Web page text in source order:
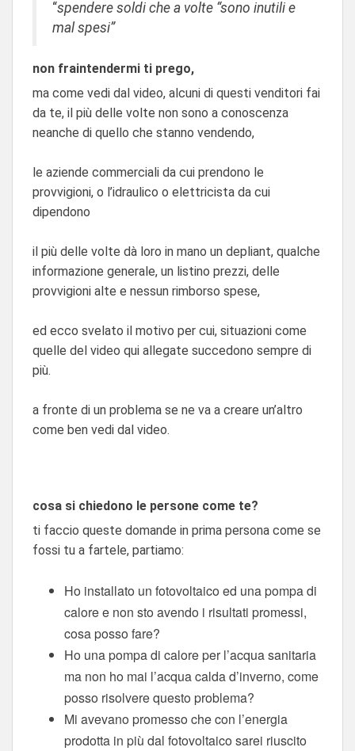
“spendere soldi che a volte “sono inutili e
mal spesi”
non fraintendermi ti prego,
ma come vedi dal video, alcuni di questi venditori fai
da te, il più delle volte non sono a conoscenza
neanche di quello che stanno vendendo,
le aziende commerciali da cui prendono le
provvigioni, o l’idraulico o elettricista da cui
dipendono
il più delle volte dà loro in mano un depliant, qualche
informazione generale, un listino prezzi, delle
provvigioni alte e nessun rimborso spese,
ed ecco svelato il motivo per cui, situazioni come
quelle del video qui allegate succedono sempre di
più.
a fronte di un problema se ne va a creare un’altro
come ben vedi dal video.
cosa si chiedono le persone come te?
ti faccio queste domande in prima persona come se
fossi tu a fartele, partiamo:
Ho installato un fotovoltaico ed una pompa di
calore e non sto avendo i risultati promessi,
cosa posso fare?
Ho una pompa di calore per l’acqua sanitaria
ma non ho mai l’acqua calda d’inverno, come
posso risolvere questo problema?
Mi avevano promesso che con l’energia
prodotta in più dal fotovoltaico sarei riuscito